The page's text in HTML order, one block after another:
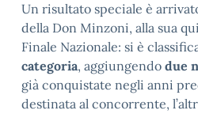
Un risultato speciale è
della Don Minzoni, alla sua
Finale Nazionale: si è
categoria, aggiungendo due
già conquistate negli anni
destinata al concorrente,